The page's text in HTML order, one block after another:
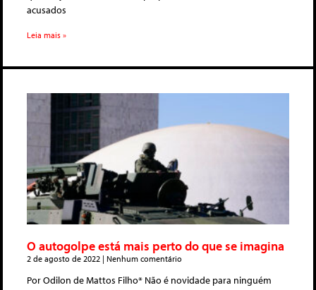
acusados
Leia mais »
O autogolpe está mais perto do que se imagina
2 de agosto de 2022 Nenhum comentário
Por Odilon de Mattos Filho* Não é novidade para ninguém